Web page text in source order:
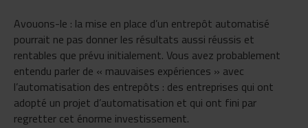
Avouons-le : la mise en place d’un entrepôt automatisé
pourrait ne pas donner les résultats aussi réussis et
rentables que prévu initialement. Vous avez probablement
entendu parler de « mauvaises expériences » avec
l’automatisation des entrepôts : des entreprises qui ont
adopté un projet d’automatisation et qui ont fini par
regretter cet énorme investissement.